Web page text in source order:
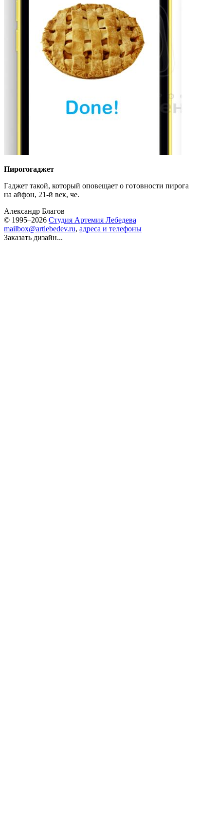
Пирогогаджет
Гаджет такой, который оповещает о готовности пирога
на айфон, 21-й век, че.
Александр Благов
© 1995–2026 Студия Артемия Лебедева
mailbox@artlebedev.ru, адреса и телефоны
Заказать дизайн...